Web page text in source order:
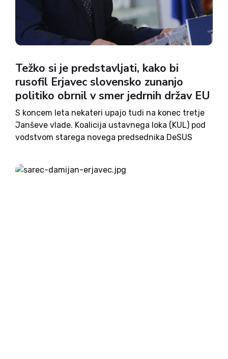
Težko si je predstavljati, kako bi
rusofil Erjavec slovensko zunanjo
politiko obrnil v smer jedrnih držav EU
S koncem leta nekateri upajo tudi na konec tretje
Janševe vlade. Koalicija ustavnega loka (KUL) pod
vodstvom starega novega predsednika DeSUS
vlado. Med ključnimi razlogi, ki so našteti v
njihovem kratkem programu,...